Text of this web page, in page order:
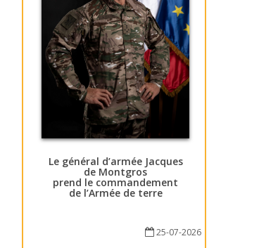
Le général d’armée Jacques
de Montgros
prend le commandement
de l’Armée de terre
25-07-2026